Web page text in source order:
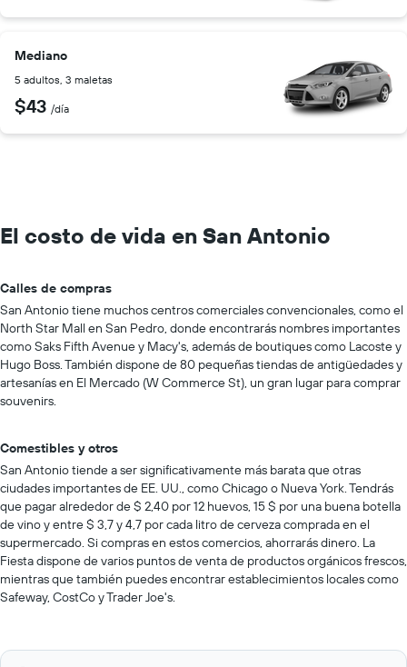
Mediano
5 adultos, 3 maletas
$43 /día
El costo de vida en San Antonio
Calles de compras
San Antonio tiene muchos centros comerciales convencionales, como el
North Star Mall en San Pedro, donde encontrarás nombres importantes
como Saks Fifth Avenue y Macy's, además de boutiques como Lacoste y
Hugo Boss. También dispone de 80 pequeñas tiendas de antigüedades y
artesanías en El Mercado (W Commerce St), un gran lugar para comprar
souvenirs.
Comestibles y otros
San Antonio tiende a ser significativamente más barata que otras
ciudades importantes de EE. UU., como Chicago o Nueva York. Tendrás
que pagar alrededor de $ 2,40 por 12 huevos, 15 $ por una buena botella
de vino y entre $ 3,7 y 4,7 por cada litro de cerveza comprada en el
supermercado. Si compras en estos comercios, ahorrarás dinero. La
Fiesta dispone de varios puntos de venta de productos orgánicos frescos,
mientras que también puedes encontrar establecimientos locales como
Safeway, CostCo y Trader Joe's.